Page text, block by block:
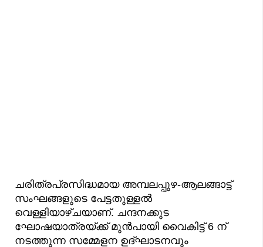
ചരിത്രപ്രസിദ്ധമായ അമ്പലപ്പുഴ-ആലങ്ങാട്ട്
സംഘങ്ങളുടെ പേട്ടതുള്ളൽ
വെള്ളിയാഴ്ചയാണ്. ചന്ദനക്കുട
ഘോഷയാത്രയ്ക്ക് മുന്‍പായി വൈകിട്ട് 6 ന്
നടത്തുന്ന സമ്മേളന ഉദ്ഘാടനവും